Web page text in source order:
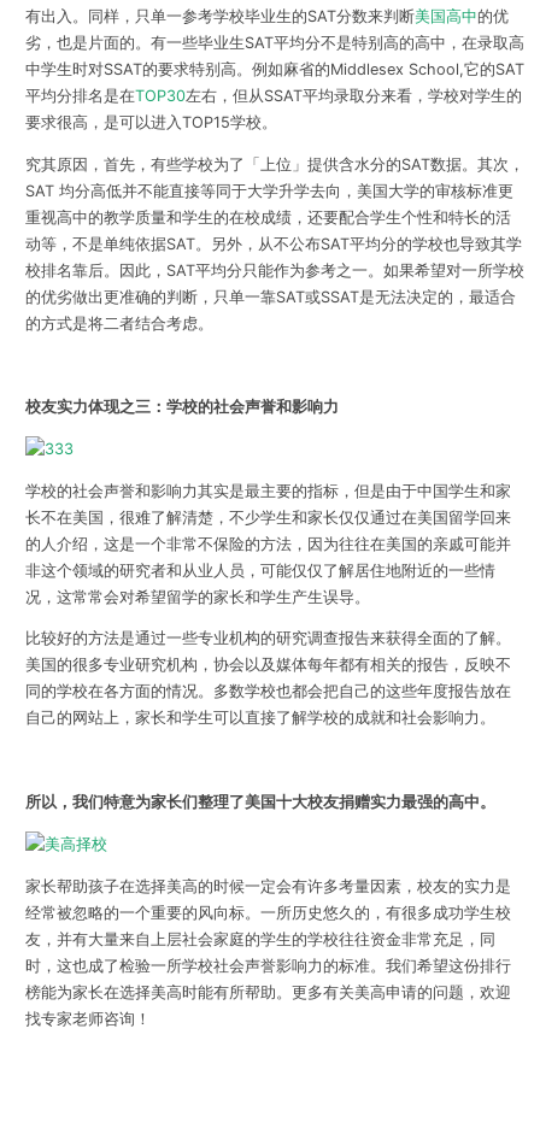
有出入。同样，只单一参考学校毕业生的SAT分数来判断美国高中的优
劣，也是片面的。有一些毕业生SAT平均分不是特别高的高中，在录取高
中学生时对SSAT的要求特别高。例如麻省的Middlesex School,它的SAT
平均分排名是在TOP30左右，但从SSAT平均录取分来看，学校对学生的
要求很高，是可以进入TOP15学校。
究其原因，首先，有些学校为了「上位」提供含水分的SAT数据。其次，
SAT 均分高低并不能直接等同于大学升学去向，美国大学的审核标准更
重视高中的教学质量和学生的在校成绩，还要配合学生个性和特长的活
动等，不是单纯依据SAT。另外，从不公布SAT平均分的学校也导致其学
校排名靠后。因此，SAT平均分只能作为参考之一。如果希望对一所学校
的优劣做出更准确的判断，只单一靠SAT或SSAT是无法决定的，最适合
的方式是将二者结合考虑。
校友实力体现之三：学校的社会声誉和影响力
学校的社会声誉和影响力其实是最主要的指标，但是由于中国学生和家
长不在美国，很难了解清楚，不少学生和家长仅仅通过在美国留学回来
的人介绍，这是一个非常不保险的方法，因为往往在美国的亲戚可能并
非这个领域的研究者和从业人员，可能仅仅了解居住地附近的一些情
况，这常常会对希望留学的家长和学生产生误导。
比较好的方法是通过一些专业机构的研究调查报告来获得全面的了解。
美国的很多专业研究机构，协会以及媒体每年都有相关的报告，反映不
同的学校在各方面的情况。多数学校也都会把自己的这些年度报告放在
自己的网站上，家长和学生可以直接了解学校的成就和社会影响力。
所以，我们特意为家长们整理了美国十大校友捐赠实力最强的高中。
家长帮助孩子在选择美高的时候一定会有许多考量因素，校友的实力是
经常被忽略的一个重要的风向标。一所历史悠久的，有很多成功学生校
友，并有大量来自上层社会家庭的学生的学校往往资金非常充足，同
时，这也成了检验一所学校社会声誉影响力的标准。我们希望这份排行
榜能为家长在选择美高时能有所帮助。更多有关美高申请的问题，欢迎
找专家老师咨询！